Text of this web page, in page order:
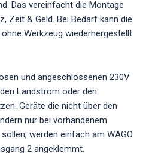
Das vereinfacht die Montage
Zeit & Geld. Bei Bedarf kann die
Werkzeug wiederhergestellt
und angeschlossenen 230V
Landstrom oder den
Geräte die nicht über den
nur bei vorhandenem
werden einfach am WAGO
2 angeklemmt.